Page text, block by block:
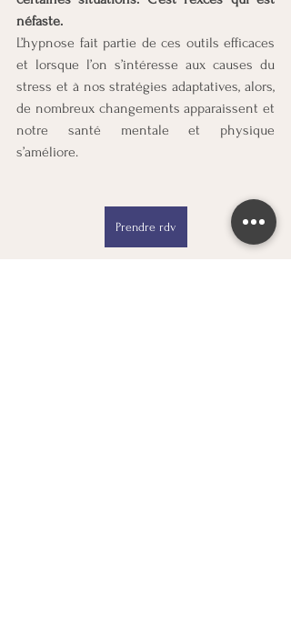
néfaste.
L’hypnose fait partie de ces outils efficaces
et lorsque l’on s’intéresse aux causes du
stress et à nos stratégies adaptatives, alors,
de nombreux changements apparaissent et
notre santé mentale et physique
s’améliore.
Prendre rdv